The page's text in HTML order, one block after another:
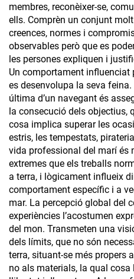
membres, reconèixer-se,
ells. Comprèn un conjunt
creences, normes i
observables però que es
les persones expliquen i
Un comportament influenciat
es desenvolupa la seva
última d’un navegant és
la consecució dels objectius,
cosa implica superar les
estris, les tempestats,
vida professional del marí és
extremes que els treballs
a terra, i lògicament influeix
comportament específic i a
mar. La percepció global del
experiències l’acostumen
del mon. Transmeten una
dels límits, que no són
terra, situant-se més propers
no als materials, la qual